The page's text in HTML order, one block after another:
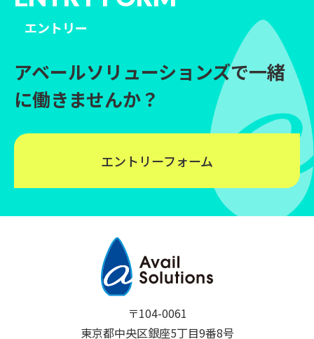
エントリー
アベールソリューションズで一緒
に働きませんか？
エントリーフォーム
〒104-0061
東京都中央区銀座5丁目9番8号